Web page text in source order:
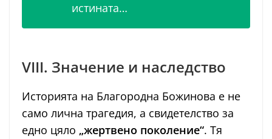
истината…
VIII. Значение и наследство
Историята на Благородна Божинова е не
само лична трагедия, а свидетелство за
едно цяло „жертвено поколение“. Тя